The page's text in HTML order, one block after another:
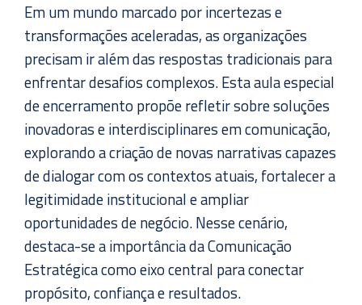
Em um mundo marcado por incertezas e
transformações aceleradas, as organizações
precisam ir além das respostas tradicionais para
enfrentar desafios complexos. Esta aula especial
de encerramento propõe refletir sobre soluções
inovadoras e interdisciplinares em comunicação,
explorando a criação de novas narrativas capazes
de dialogar com os contextos atuais, fortalecer a
legitimidade institucional e ampliar
oportunidades de negócio. Nesse cenário,
destaca-se a importância da Comunicação
Estratégica como eixo central para conectar
propósito, confiança e resultados.